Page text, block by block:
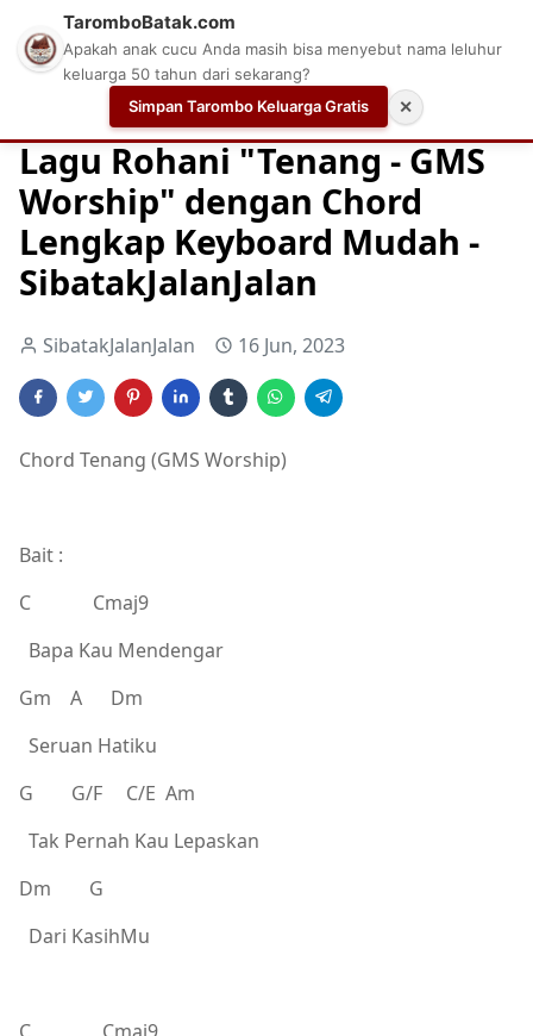
Chord Chord Gitar Lagu Rohani Chord Gitar
Lagu Rohani "Tenang - GMS
Worship" dengan Chord
Lengkap Keyboard Mudah -
SibatakJalanJalan
SibatakJalanJalan 16 Jun, 2023
Chord Tenang (GMS Worship)
Bait :
C Cmaj9
Bapa Kau Mendengar
Gm A Dm
Seruan Hatiku
G G/F C/E Am
Tak Pernah Kau Lepaskan
Dm G
Dari KasihMu
TaromboBatak.com
Apakah anak cucu Anda masih bisa menyebut nama leluhur
keluarga 50 tahun dari sekarang?
Simpan Tarombo Keluarga Gratis
✕